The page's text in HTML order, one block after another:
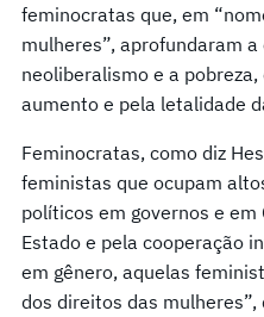
feminocratas que, em
mulheres”, aprofundaram
neoliberalismo e a
aumento e pela letalidade
Feminocratas, como diz
feministas que ocupam
políticos em governos e em
Estado e pela cooperação
em gênero, aquelas
dos direitos das